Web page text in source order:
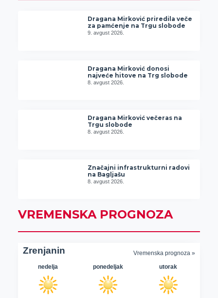
Dragana Mirković priredila veče
za pamćenje na Trgu slobode
9. avgust 2026.
Dragana Mirković donosi
najveće hitove na Trg slobode
8. avgust 2026.
Dragana Mirković večeras na
Trgu slobode
8. avgust 2026.
Značajni infrastrukturni radovi
na Bagljašu
8. avgust 2026.
VREMENSKA PROGNOZA